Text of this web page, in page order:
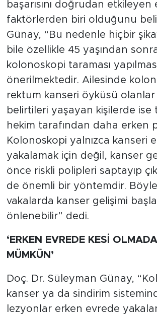
başarısını doğrudan etkileyen
faktörlerden biri olduğunu
Günay, “Bu nedenle hiçbir
bile özellikle 45 yaşından
kolonoskopi taraması
önerilmektedir. Ailesinde
rektum kanseri öyküsü
belirtileri yaşayan kişilerde ise
hekim tarafından daha erken
Kolonoskopi yalnızca kanseri
yakalamak için değil, kanser
önce riskli polipleri saptayıp
de önemli bir yöntemdir.
vakalarda kanser gelişimi
önlenebilir” dedi.
‘ERKEN EVREDE KESİ
MÜMKÜN’
Doç. Dr. Süleyman Günay,
kanser ya da sindirim
lezyonlar erken evrede